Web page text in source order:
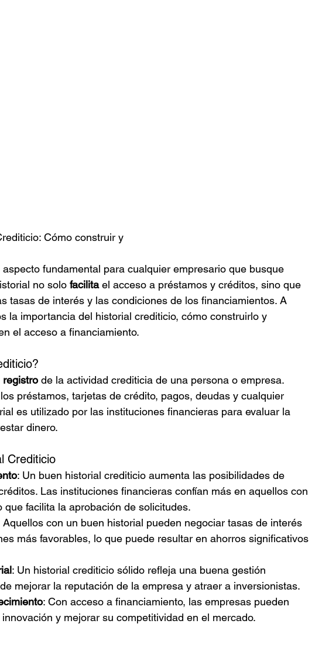
Cómo construir y
fundamental para cualquier empresario que busque
no solo facilita el acceso a préstamos y créditos, sino que
tasas de interés y las condiciones de los financiamientos. A
la importancia del historial crediticio, cómo construirlo y
el acceso a financiamiento.
registro de la actividad crediticia de una persona o empresa.
préstamos, tarjetas de crédito, pagos, deudas y cualquier
es utilizado por las instituciones financieras para evaluar la
dinero.
Crediticio
: Un buen historial crediticio aumenta las posibilidades de
Las instituciones financieras confían más en aquellos con
que facilita la aprobación de solicitudes.
Aquellos con un buen historial pueden negociar tasas de interés
más favorables, lo que puede resultar en ahorros significativos
: Un historial crediticio sólido refleja una buena gestión
mejorar la reputación de la empresa y atraer a inversionistas.
: Con acceso a financiamiento, las empresas pueden
y mejorar su competitividad en el mercado.